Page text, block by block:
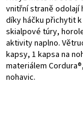
vnitřní straně odolají
díky háčku přichytit
skialpové túry,
aktivity naplno.
kapsy, 1 kapsa na
materiálem
nohavic.